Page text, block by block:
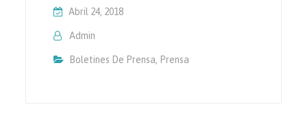
Abril 24, 2018
Admin
Boletines De Prensa, Prensa